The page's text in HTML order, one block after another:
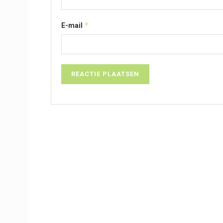
E-mail *